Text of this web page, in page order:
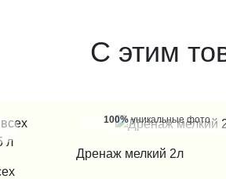
С этим
100%уникальные фото
Дренаж мелкий 2л